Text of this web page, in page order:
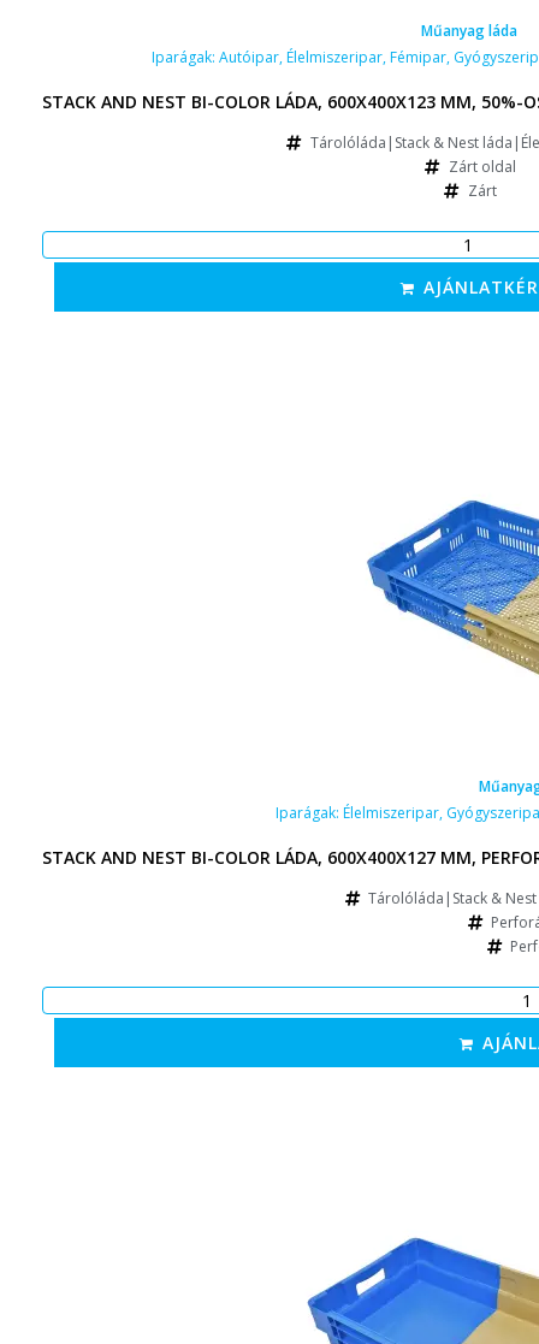
Műanyag láda
Iparágak: Autóipar,Élelmiszeripar,Fémipar,
STACK AND NEST BI-COLOR LÁDA, 600X400X123 MM, 50%-
Tárolóláda|Stack & Nest
Zárt oldal
Zárt
Iparágak: Élelmiszeripar,
STACK AND NEST BI-COLOR LÁDA, 600X400X127 MM,
Tárolóláda|Stack &